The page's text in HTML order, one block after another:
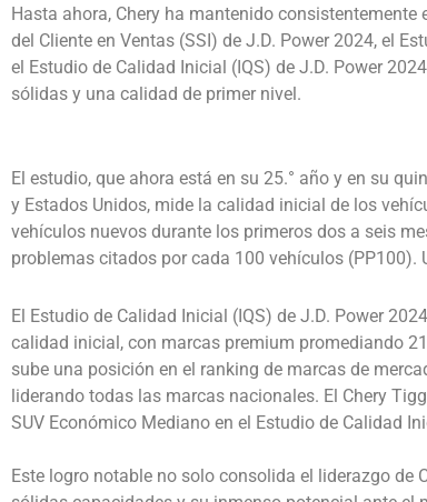
Hasta ahora, Chery ha mantenido
del Cliente en Ventas (SSI) de J.D. Power 2024, el
el Estudio de Calidad Inicial (IQS) de J.D. Power
sólidas y una calidad de primer nivel.
El estudio, que ahora está en su 25.° año y en su
y Estados Unidos, mide la calidad inicial de los
vehículos nuevos durante los primeros dos a seis
problemas citados por cada 100 vehículos
El Estudio de Calidad Inicial (IQS) de J.D. Power
calidad inicial, con marcas premium promediando
sube una posición en el ranking de marcas de
liderando todas las marcas nacionales. El Chery
SUV Económico Mediano en el Estudio de Calidad
Este logro notable no solo consolida el liderazgo de